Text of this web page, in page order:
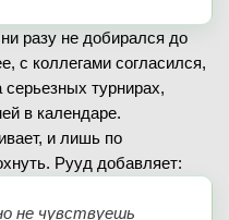
разу не добирался до
с коллегами согласился,
турнирах,
в календаре.
и лишь по
Рууд добавляет:
не чувствуешь